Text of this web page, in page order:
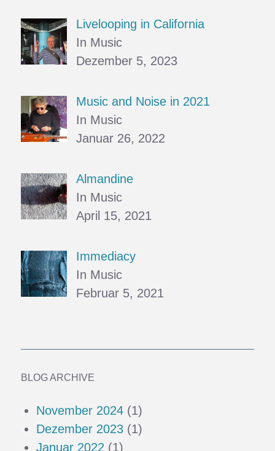
Livelooping in California
In Music
Dezember 5, 2023
Music and Noise in 2021
In Music
Januar 26, 2022
Almandine
In Music
April 15, 2021
Immediacy
In Music
Februar 5, 2021
BLOG ARCHIVE
November 2024 (1)
Dezember 2023 (1)
Januar 2022 (1)